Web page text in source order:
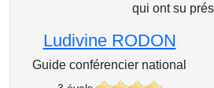
qui ont su
Ludivine RODON
Guide conférencier national